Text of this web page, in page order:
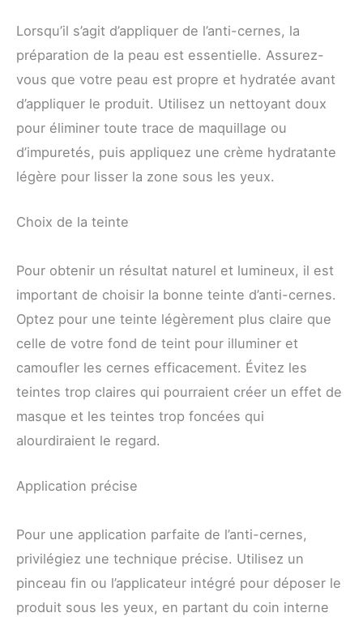
Lorsqu’il s’agit d’appliquer de l’anti-cernes, la
préparation de la peau est essentielle. Assurez-
vous que votre peau est propre et hydratée avant
d’appliquer le produit. Utilisez un nettoyant doux
pour éliminer toute trace de maquillage ou
d’impuretés, puis appliquez une crème hydratante
légère pour lisser la zone sous les yeux.
Choix de la teinte
Pour obtenir un résultat naturel et lumineux, il est
important de choisir la bonne teinte d’anti-cernes.
Optez pour une teinte légèrement plus claire que
celle de votre fond de teint pour illuminer et
camoufler les cernes efficacement. Évitez les
teintes trop claires qui pourraient créer un effet de
masque et les teintes trop foncées qui
alourdiraient le regard.
Application précise
Pour une application parfaite de l’anti-cernes,
privilégiez une technique précise. Utilisez un
pinceau fin ou l’applicateur intégré pour déposer le
produit sous les yeux, en partant du coin interne